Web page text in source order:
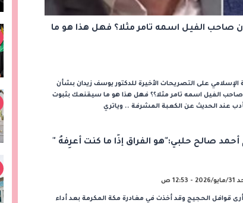
صاحب الفيل اسمه تامر مثلا؟ فهل هذا هو ما
الإسلامي على التصريحات الأخيرة للدكتور يوسف زيدان بشأن
الفيل اسمه تامر مثلا؟؟ فهل هذا هو ما سيقنعك بثبوت
عند الحديث عن الكعبة المشرفة .. وياتري
أحمد صالح حلبي:"هو الفراق إذًا ما كنت أعرِفهُ "
- 12:53 ص
أرى قوافل الحجيج وقد أخذت في مغادرة مكة المكرمة بعد أداء